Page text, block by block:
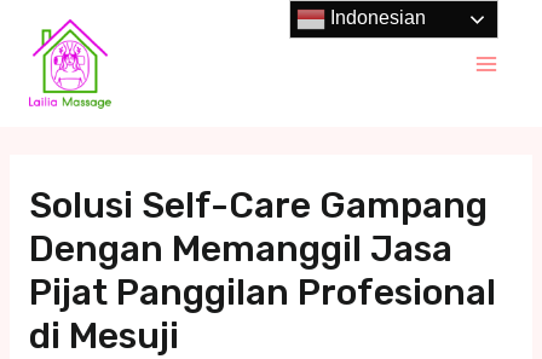
content
Solusi Self-Care Gampang
Dengan Memanggil Jasa
Pijat Panggilan Profesional
di Mesuji
Indonesian